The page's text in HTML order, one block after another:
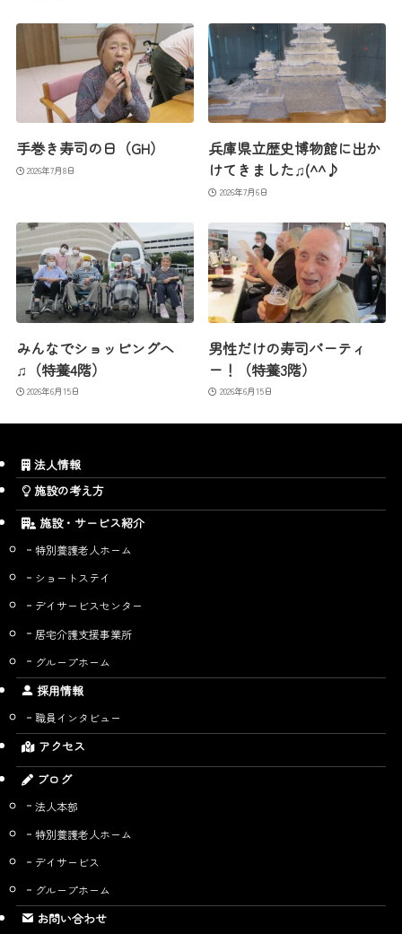
手巻き寿司の日（GH）
2026年7月8日
兵庫県立歴史博物館に出か
けてきました♫(^^♪
2026年7月6日
みんなでショッピングへ
♫（特養4階）
2026年6月15日
男性だけの寿司パーティ
ー！（特養3階）
2026年6月15日
法人情報
施設の考え方
施設・サービス紹介
特別養護老人ホーム
ショートステイ
デイサービスセンター
居宅介護支援事業所
グループホーム
採用情報
職員インタビュー
アクセス
ブログ
法人本部
特別養護老人ホーム
デイサービス
グループホーム
お問い合わせ